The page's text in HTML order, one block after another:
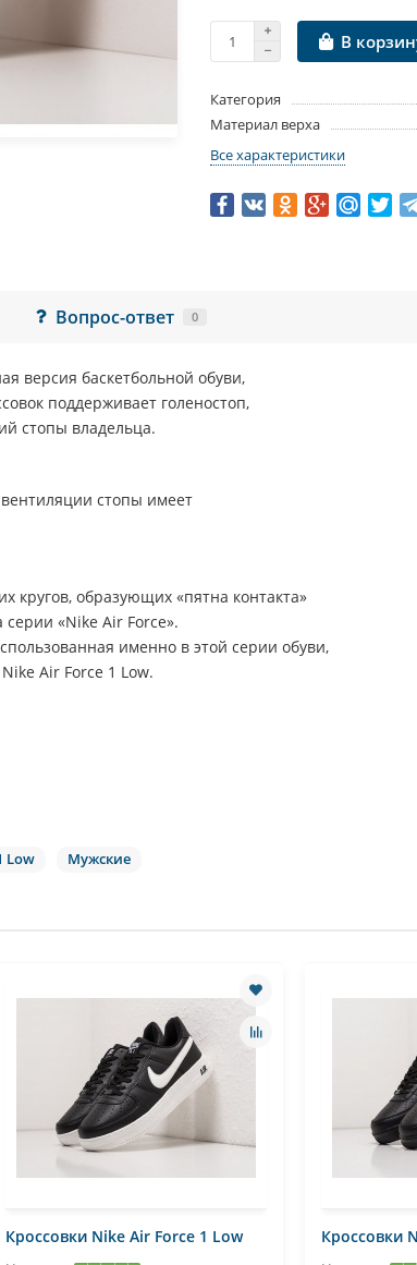
В
Категория
Материал верха
Все характеристики
Вопрос-ответ 0
версия баскетбольной обуви,
поддерживает голеностоп,
стопы владельца.
стопы имеет
кругов, образующих «пятна контакта»
серии «Nike Air Force».
именно в этой серии обуви,
Nike Air Force 1 Low.
Low Мужские
Кроссовки Nike Air Force 1 Low Кроссовки